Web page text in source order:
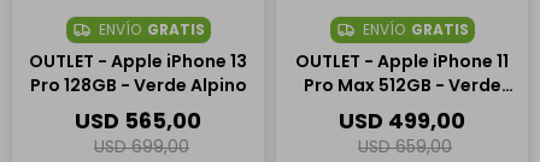
ENVÍO GRATIS
OUTLET - Apple iPhone 13
Pro 128GB - Verde Alpino
USD 565,00
USD 699,00
ENVÍO GRATIS
OUTLET - Apple iPhone 11
Pro Max 512GB - Verde
Medianoche
USD 499,00
USD 659,00